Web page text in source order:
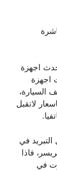
اجهزة
اجهزة
السيارة،
لاتقبل
في
فاذا
في